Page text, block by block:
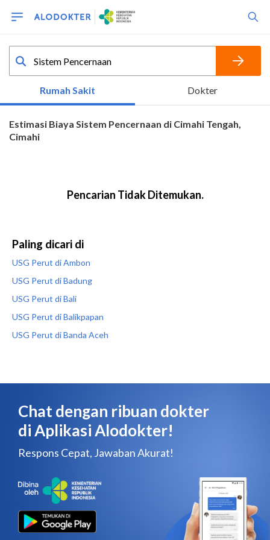
Paling dicari di
USG Perut di Ambon
USG Perut di Badung
USG Perut di Bali
USG Perut di Balikpapan
USG Perut di Banda Aceh